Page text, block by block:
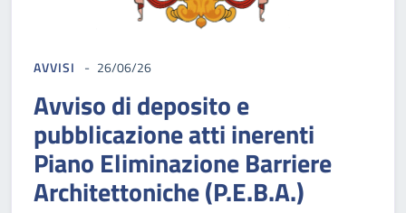
AVVISI 26/06/26
Avviso di deposito e
pubblicazione atti inerenti
Piano Eliminazione Barriere
Architettoniche (P.E.B.A.)